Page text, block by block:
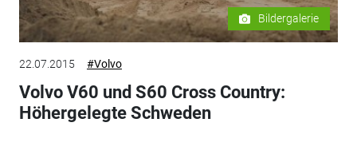
Bildergalerie
22.07.2015 #Volvo
Volvo V60 und S60 Cross Country:
Höhergelegte Schweden